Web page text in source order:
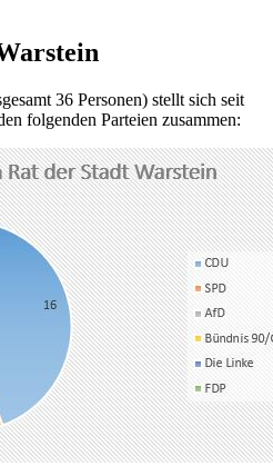
36 Personen) stellt sich seit
folgenden Parteien zusammen: